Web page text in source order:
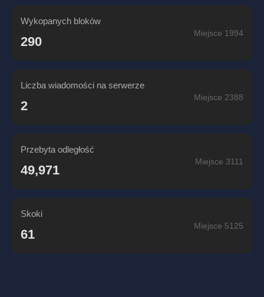
Wykopanych bloków
290
Miejsce 1994
Liczba wiadomości na serwerze
2
Miejsce 2388
Przebyta odległość
49,971
Miejsce 3111
Skoki
61
Miejsce 5125